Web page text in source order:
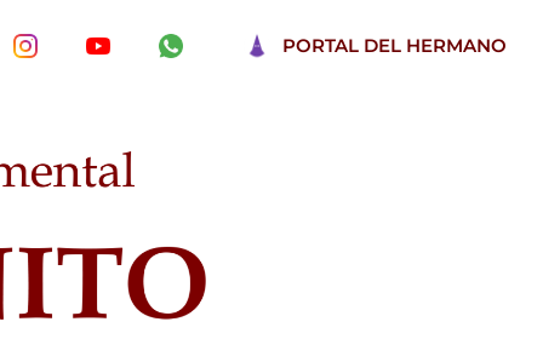
PORTAL DEL HERMANO